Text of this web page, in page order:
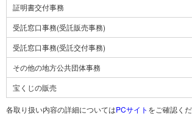
証明書交付事務
受託窓口事務(受託販売事務)
受託窓口事務(受託交付事務)
その他の地方公共団体事務
宝くじの販売
各取り扱い内容の詳細についてはPCサイト をご確認く